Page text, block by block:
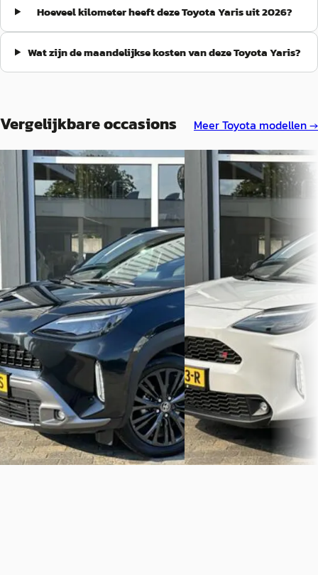
Hoeveel kilometer heeft deze Toyota Yaris uit 2026?
Wat zijn de maandelijkse kosten van deze Toyota Yaris?
Vergelijkbare occasions MeerToyota modellen →
Toyota Yaris·2023
Cross 1.5 Hybrid Adventure
€ 29.940
v.a. € 635/mnd
Boven markt
2023 · 36.722 km · Hybride ·
Automaat
Schaik Auto's· Oudewater
Bekijk aanbieding →
Vergelijk
Toyota Yaris·2023
Cross 1.5 Hybrid GR Sport
€ 30.750
v.a. € 652/mnd
Boven markt
2023 · 15.211 km · Hybride
Schaik Auto's· Oudewater
Bekijk aanbieding →
Vergelijk